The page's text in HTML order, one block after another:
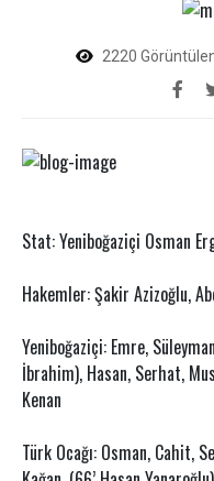
2220
Stat: Yeniboğaziçi Osman
Hakemler: Şakir Azizoğlu,
Yeniboğaziçi: Emre,
İbrahim), Hasan, Serhat,
Kenan
Türk Ocağı: Osman, Cahit,